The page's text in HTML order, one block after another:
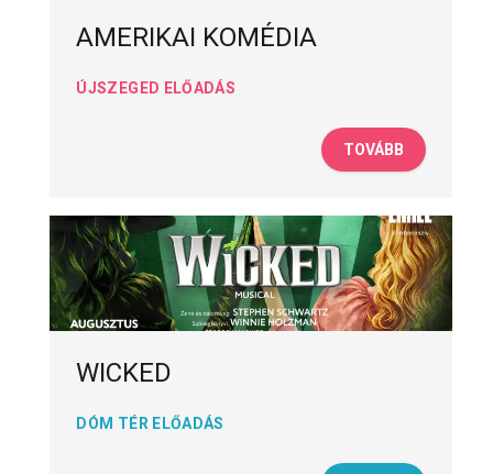
AMERIKAI KOMÉDIA
ÚJSZEGED ELŐADÁS
TOVÁBB
WICKED
DÓM TÉR ELŐADÁS